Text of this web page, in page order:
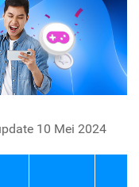
10 Mei 2024